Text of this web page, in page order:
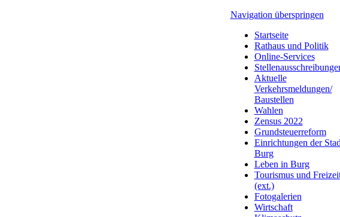
Navigation überspringen
Startseite
Rathaus und Politik
Online-Services
Aktuelle
Verkehrsmeldungen/
Baustellen
Wahlen
Zensus 2022
Grundsteuerreform
Einrichtungen der
Burg
Leben in Burg
Tourismus und
(ext.)
Fotogalerien
Wirtschaft